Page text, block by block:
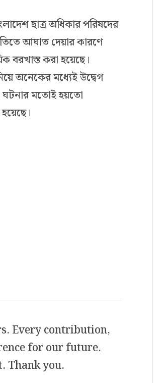
ছাত্র অধিকার পরিষদের
আঘাত দেয়ার কারণে
বরখাস্ত করা হয়েছে।
অনেকের মধ্যেই উদ্বেগ
ঘটনার মতোই হয়তো
Every contribution,
for our future.
Thank you.